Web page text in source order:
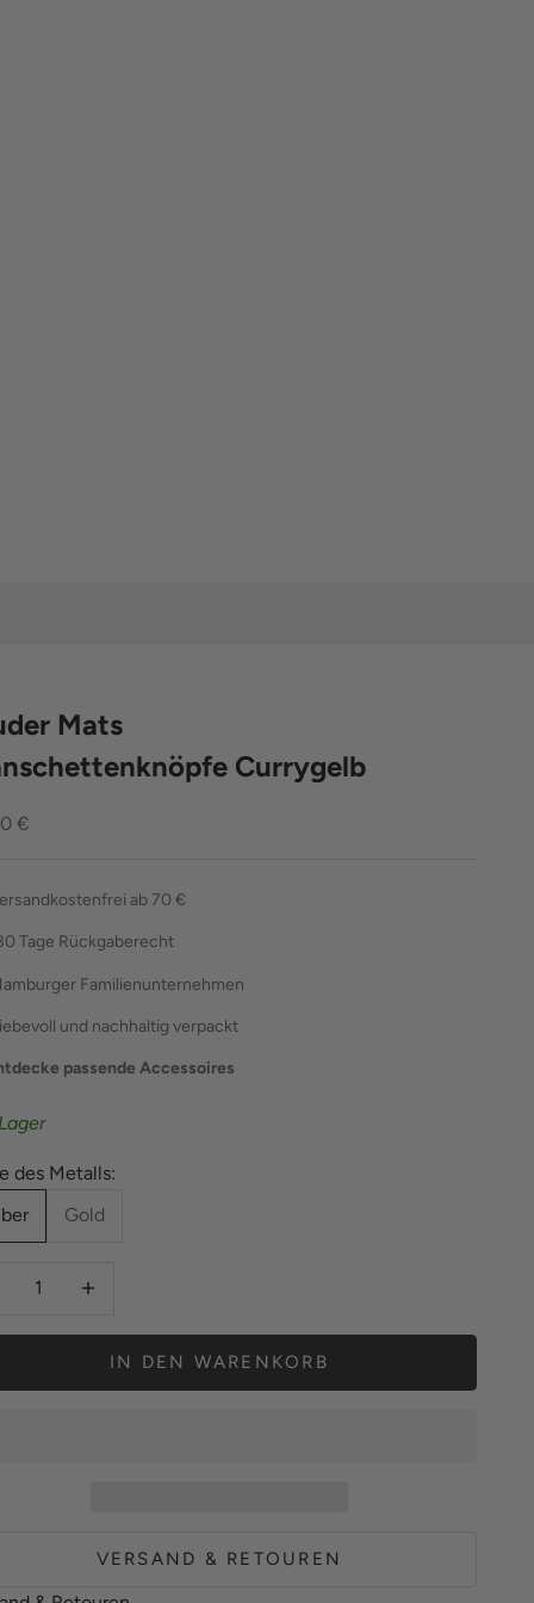
Mats
Currygelb
€
ab 70 €
Tage Rückgaberecht
Familienunternehmen
und nachhaltig verpackt
passende Accessoires
des Metalls:
Gold
verringernAnzahl erhöhen
IN DEN WARENKORB
VERSAND & RETOUREN